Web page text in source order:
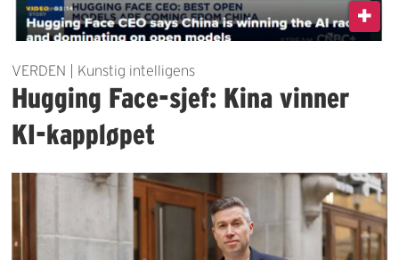
VERDEN | Kunstig intelligens
Hugging Face-sjef: Kina vinner
KI-kappløpet